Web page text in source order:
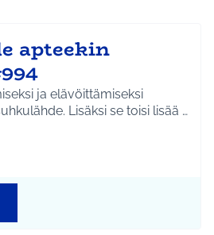
apteekin
Lisäksi se toisi lisää …
mukaan: Jokela